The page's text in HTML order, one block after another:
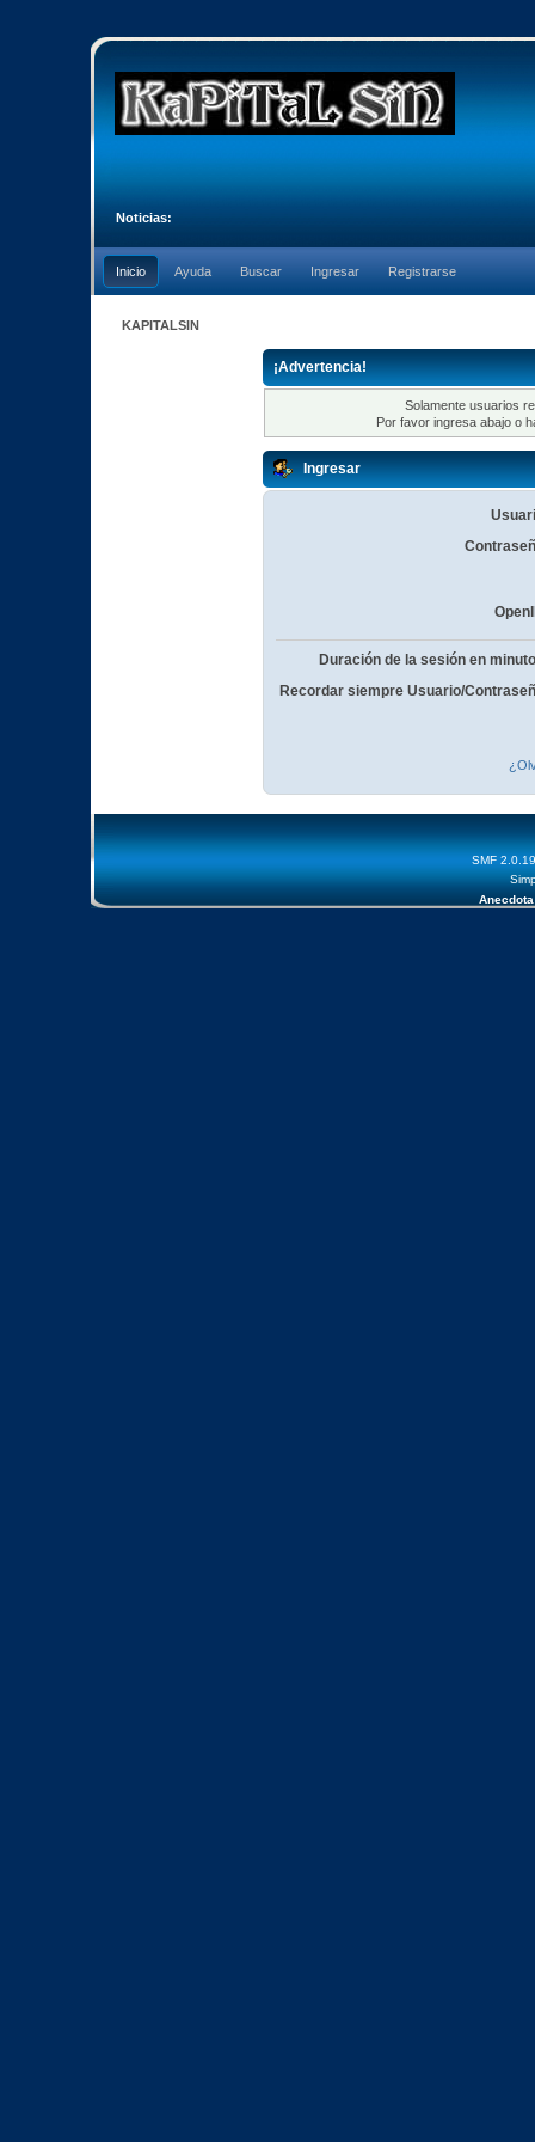
Noticias:
Inicio Ayuda Buscar Ingresar Registrarse
KAPITALSIN
¡Advertencia!
Solamente usuarios
Por favor ingresa abajo o
Ingresar
Duración de la sesión en
Recordar siempre Usuario/
SMF 2.0.19
Anecdota